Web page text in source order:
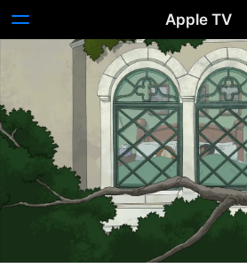
Apple TV